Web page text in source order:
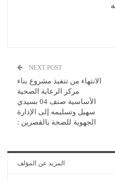
NEXT POST
الانتهاء من تنفيذ مشروع بناء
مركز الرعاية الصحية
الأساسية صنف 04 بسيدي
سهيل وتسليمه إلى الإدارة
الجهوية للصحة بالقصرين :
المزيد عن المؤلف